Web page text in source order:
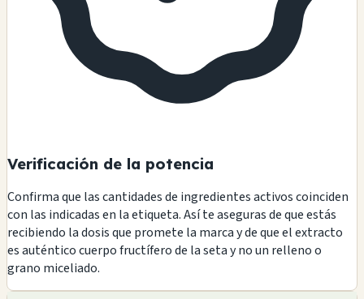
Verificación de la potencia
Confirma que las cantidades de ingredientes activos coinciden
con las indicadas en la etiqueta. Así te aseguras de que estás
recibiendo la dosis que promete la marca y de que el extracto
es auténtico cuerpo fructífero de la seta y no un relleno o
grano miceliado.